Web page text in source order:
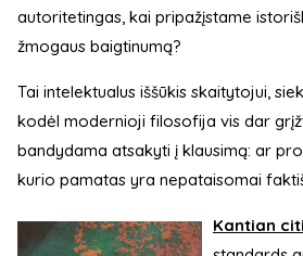
autoritetingas, kai pripažįstame
žmogaus baigtinumą?
Tai intelektualus iššūkis skaitytojui,
kodėl modernioji filosofija vis dar
bandydama atsakyti į klausimą: ar
kurio pamatas yra nepataisomai
Kantian